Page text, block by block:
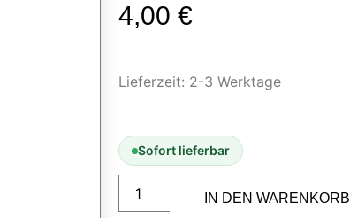
4,00 €
Lieferzeit: 2-3 Werktage
Sofort lieferbar
IN DEN WARENKORB